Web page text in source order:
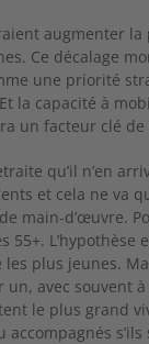
augmenter
Ce décalage
une priorité
la capacité à
un facteur clé de
qu’il n’en
et cela ne va
main-d’œuvre.
plus jeunes.
avec souvent
le plus grand
accompagnés